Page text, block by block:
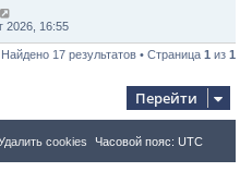
2026, 16:55
Найдено 17 результатов • Страница 1 из 1
Перейти
Часовой пояс: UTC
cookies